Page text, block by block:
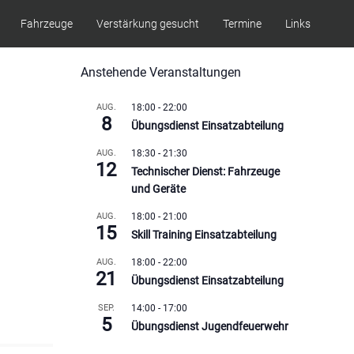
Fahrzeuge Verstärkung gesucht Termine Links
Anstehende Veranstaltungen
AUG.
8
18:00 -22:00
Übungsdienst Einsatzabteilung
AUG.
12
18:30 -21:30
Technischer Dienst: Fahrzeuge
und Geräte
AUG.
15
18:00 -21:00
Skill Training Einsatzabteilung
AUG.
21
18:00 -22:00
Übungsdienst Einsatzabteilung
SEP.
5
14:00 - 17:00
Übungsdienst Jugendfeuerwehr